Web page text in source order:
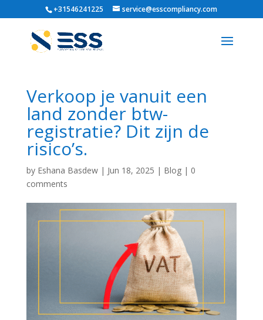
+31546241225 service@esscompliancy.com
Verkoop je vanuit een
land zonder btw-
registratie? Dit zijn de
risico’s.
by Eshana Basdew| Jun 18, 2025 | Blog| 0
comments